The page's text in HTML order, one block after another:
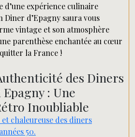
d’une expérience culinaire
Diner d’Epagny saura vous
vintage et son atmosphère
parenthèse enchantée au cœur
la France !
des Diners
: Une
Inoubliable
chaleureuse des diners
50.